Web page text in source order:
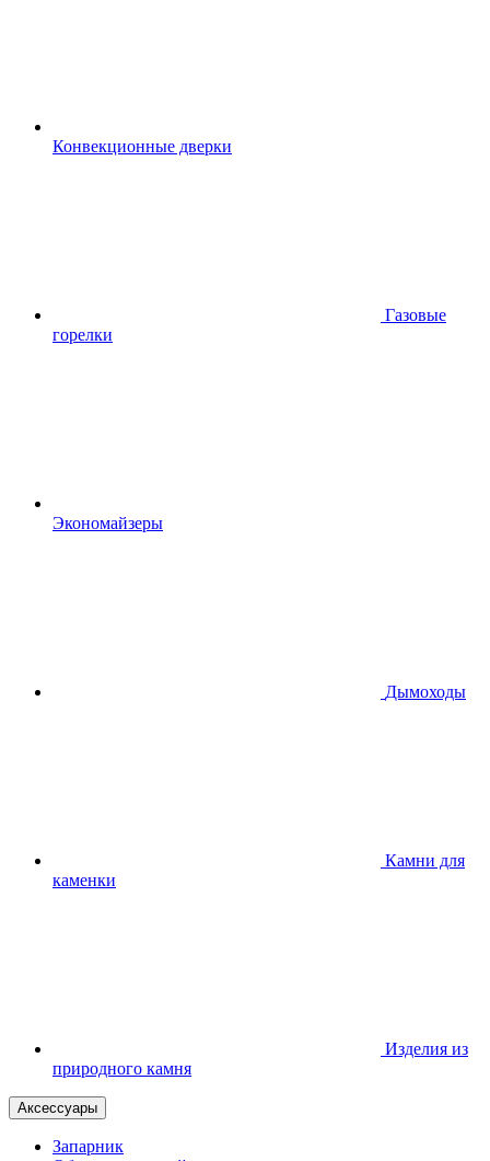
Конвекционные дверки
Газовые
горелки
Экономайзеры
Дымоходы
Камни для
каменки
Изделия из
природного камня
Аксессуары
Запарник